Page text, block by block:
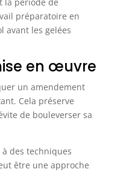
la période de
préparatoire en
avant les gelées
en œuvre
un amendement
Cela préserve
de bouleverser sa
des techniques
être une approche